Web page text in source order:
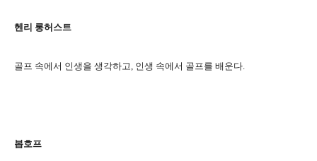
헨리 롱허스트
골프 속에서 인생을 생각하고, 인생 속에서 골프를 배운다.
봅호프